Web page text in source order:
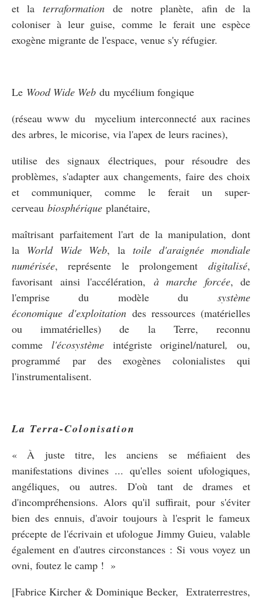
et laterraformation de notre planète, afin de la
coloniser à leur guise, comme le ferait une espèce
exogène migrante de l'espace, venue s'y réfugier.
Le Wood Wide Web du mycélium fongique
(réseauwww du mycelium interconnecté aux racines
des arbres, le micorise, via l'apex de leurs racines),
utilise des signaux électriques, pour résoudre des
problèmes, s'adapter aux changements, faire des choix
et communiquer, comme le ferait un super-
cerveau biosphérique planétaire,
maîtrisant parfaitement l'art de la manipulation, dont
la World Wide Web, latoile d'araignée mondiale
numérisée, représente le prolongement digitalisé,
favorisant ainsi l'accélération, à marche forcée, de
l'emprise du modèle du système
économique d'exploitation des ressources (matérielles
ou immatérielles) de la Terre, reconnu
comme l'écosystème intégriste originel/naturel, ou,
programmé par des exogènes colonialistes qui
l'instrumentalisent.
La Terra-Colonisation
« À juste titre, les anciens se méfiaient des
manifestations divines ... qu'elles soient ufologiques,
angéliques, ou autres. D'où tant de drames et
d'incompréhensions. Alors qu'il suffirait, pour s'éviter
bien des ennuis, d'avoir toujours à l'esprit le fameux
précepte de l'écrivain et ufologue Jimmy Guieu, valable
également en d'autres circonstances : Si vous voyez un
ovni, foutez le camp ! »
[Fabrice Kircher & Dominique Becker, Extraterrestres,